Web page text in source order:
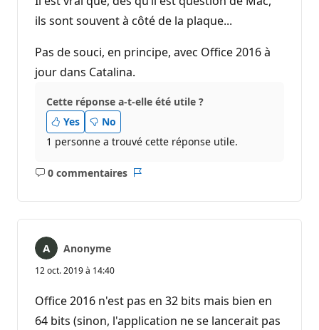
ils sont souvent à côté de la plaque...
Pas de souci, en principe, avec Office 2016 à
jour dans Catalina.
Cette réponse a-t-elle été utile ?
Yes
No
1 personne a trouvé cette réponse utile.
0 commentaires
Aucun
Anonyme
12 oct. 2019 à 14:40
Office 2016 n'est pas en 32 bits mais bien en
64 bits (sinon, l'application ne se lancerait pas